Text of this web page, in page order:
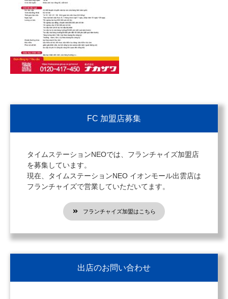
FC 加盟店募集
タイムステーションNEOでは、フランチャイズ加盟店
を募集しています。
現在、タイムステーションNEO イオンモール出雲店は
フランチャイズで営業していただいてます。
フランチャイズ加盟はこちら
出店のお問い合わせ